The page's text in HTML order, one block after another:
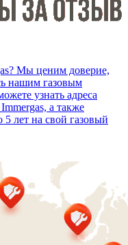
Мы ценим доверие,
нашим газовым
узнать адреса
а также
лет на свой газовый